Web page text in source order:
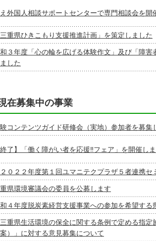
外国人相談サポートセンターで専門相談会を開
三重県ひきこもり支援推進計画」を策定しました
３年度「心の輪を広げる体験作文」及び「障
した
在募集中の事業
コンテンツガイド研修会（実地）参加者を募集
終了】「働く障がい者を応援‼フェア」を開催し
２０２２年度第１回ユマニテクプラザ５者連携
県環境審議会の委員を公募します
４年度脱炭素経営支援事業への参加を希望する
三重県生活環境の保全に関する条例で定める指
案）」に対する意見募集について